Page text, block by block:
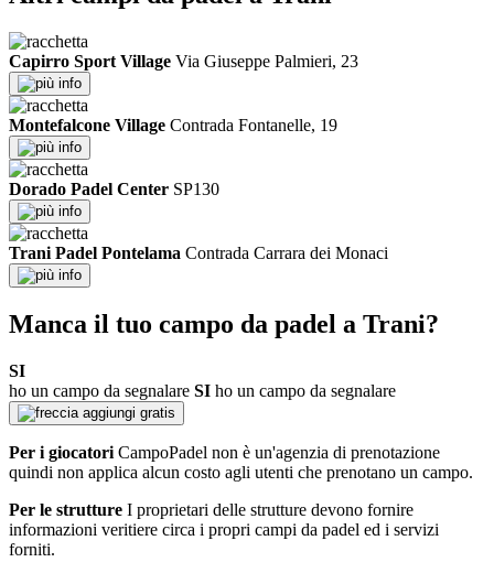
Capirro Sport Village Via Giuseppe Palmieri, 23
info
Montefalcone Village Contrada Fontanelle, 19
info
Dorado Padel Center SP130
info
Trani Padel Pontelama Contrada Carrara dei Monaci
info
Manca il tuo campo da padel a Trani?
SI
ho un campo da segnalare SI ho un campo da segnalare
aggiungi gratis
Per i giocatori CampoPadel non è un'agenzia di prenotazione
quindi non applica alcun costo agli utenti che prenotano un campo.
Per le strutture I proprietari delle strutture devono fornire
informazioni veritiere circa i propri campi da padel ed i servizi
forniti.